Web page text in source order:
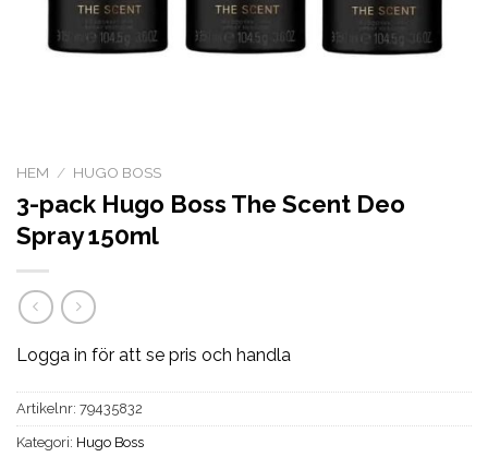
HEM / HUGO BOSS
3-pack Hugo Boss The Scent Deo
Spray 150ml
Logga in för att se pris och handla
Artikelnr: 79435832
Kategori: Hugo Boss